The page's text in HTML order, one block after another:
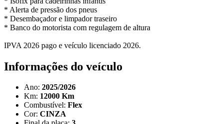
* Alerta de pressão dos pneus
* Desembaçador e limpador traseiro
* Banco do motorista com regulagem de altura
IPVA 2026 pago e veículo licenciado 2026.
Informações do veículo
Ano: 2025/2026
Km: 12000 Km
Combustível: Flex
Cor: CINZA